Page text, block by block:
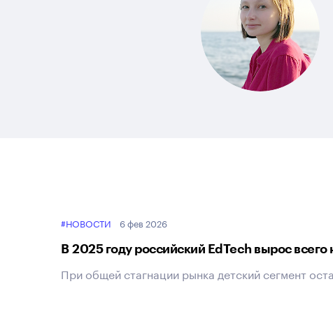
#НОВОСТИ 6 фев 2026
В 2025 году российский EdTech вырос всего
При общей стагнации рынка детский сегмент